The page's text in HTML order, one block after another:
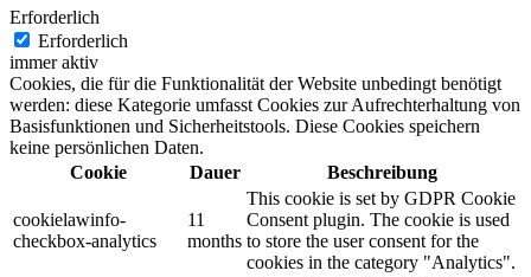
Erforderlich
Erforderlich
immer aktiv
Cookies, die für die Funktionalität der Website unbedingt benötigt
werden: diese Kategorie umfasst Cookies zur Aufrechterhaltung von
Basisfunktionen und Sicherheitstools. Diese Cookies speichern
keine persönlichen Daten.
Cookie
Dauer Beschreibung
cookielawinfo-
checkbox-analytics
11
months
This cookie is set by GDPR Cookie
Consent plugin. The cookie is used
to store the user consent for the
cookies in the category "Analytics".